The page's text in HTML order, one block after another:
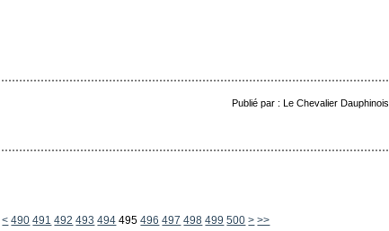
Publié par : Le Chevalier Dauphinois
< 400
410
420
430
440
450
460
470
480
490 491 492 493 494 495 496 497 498 499 500 600
700
800
900
1000
> >>